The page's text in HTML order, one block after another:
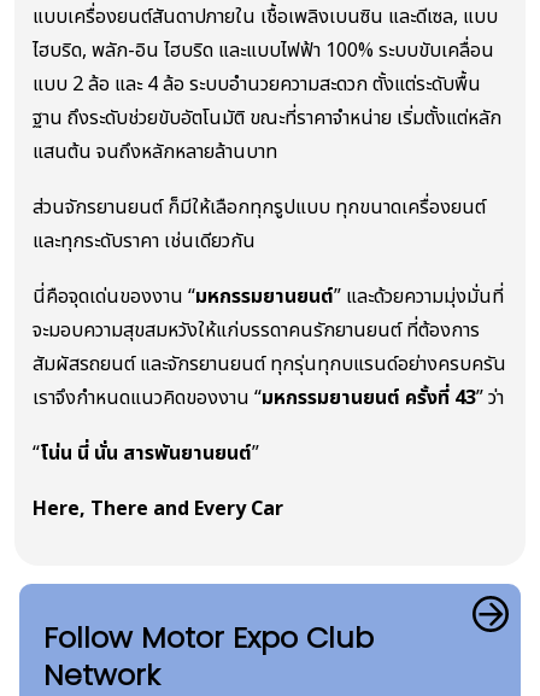
แบบเครื่องยนต์สันดาปภายใน เชื้อเพลิงเบนซิน และดีเซล, แบบ
ไฮบริด, พลัก-อิน ไฮบริด และแบบไฟฟ้า 100% ระบบขับเคลื่อน
แบบ 2 ล้อ และ 4 ล้อ ระบบอำนวยความสะดวก ตั้งแต่ระดับพื้น
ฐาน ถึงระดับช่วยขับอัตโนมัติ ขณะที่ราคาจำหน่าย เริ่มตั้งแต่หลัก
แสนต้น จนถึงหลักหลายล้านบาท
ส่วนจักรยานยนต์ ก็มีให้เลือกทุกรูปแบบ ทุกขนาดเครื่องยนต์
และทุกระดับราคา เช่นเดียวกัน
นี่คือจุดเด่นของงาน “มหกรรมยานยนต์” และด้วยความมุ่งมั่นที่
จะมอบความสุขสมหวังให้แก่บรรดาคนรักยานยนต์ ที่ต้องการ
สัมผัสรถยนต์ และจักรยานยนต์ ทุกรุ่นทุกบแรนด์อย่างครบครัน
เราจึงกำหนดแนวคิดของงาน “มหกรรมยานยนต์ ครั้งที่ 43” ว่า
“โน่น นี่ นั่น สารพันยานยนต์”
Here, There and Every Car
Follow Motor Expo Club
Network